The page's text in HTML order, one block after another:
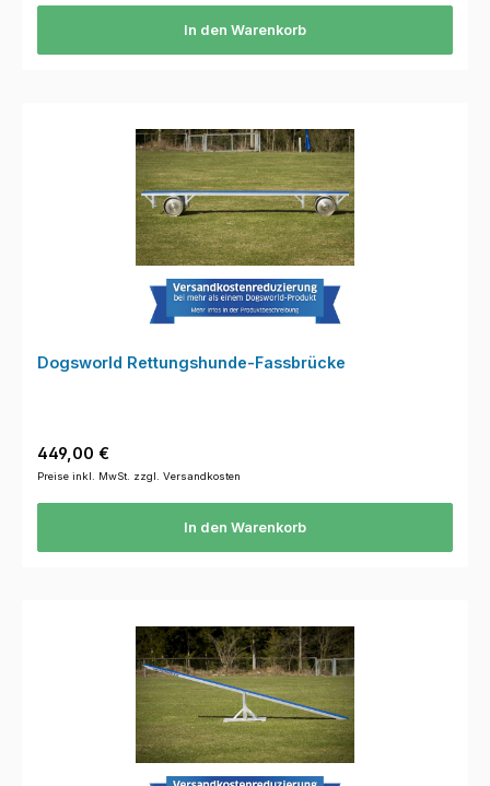
In den Warenkorb
Dogsworld Rettungshunde-Fassbrücke
Regulärer Preis:
449,00 €
Preise inkl. MwSt. zzgl. Versandkosten
In den Warenkorb